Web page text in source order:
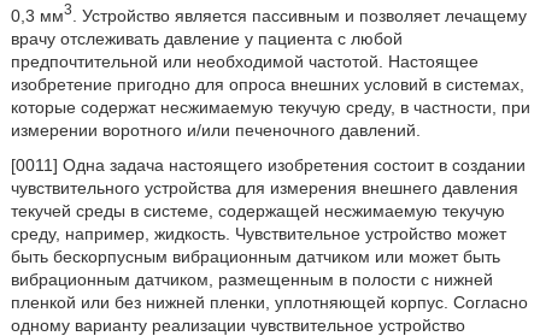
0,3 мм3
. Устройство является пассивным и позволяет лечащему
врачу отслеживать давление у пациента с любой
предпочтительной или необходимой частотой. Настоящее
изобретение пригодно для опроса внешних условий в системах,
которые содержат несжимаемую текучую среду, в частности, при
измерении воротного и/или печеночного давлений.
[0011] Одна задача настоящего изобретения состоит в создании
чувствительного устройства для измерения внешнего давления
текучей среды в системе, содержащей несжимаемую текучую
среду, например, жидкость. Чувствительное устройство может
быть бескорпусным вибрационным датчиком или может быть
вибрационным датчиком, размещенным в полости с нижней
пленкой или без нижней пленки, уплотняющей корпус. Согласно
одному варианту реализации чувствительное устройство